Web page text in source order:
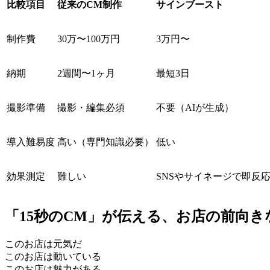
比較項目 従来のCM制作 サインブースト
制作費 30万〜100万円 3万円〜
納期 2週間〜1ヶ月 最短3日
撮影準備 撮影・編集必須 不要（AIが生成）
導入難易度 高い（専門知識必要） 低い
効果測定 難しい SNSやサイネージで即反応
「15秒のCM」が伝える、お店の前向き
このお店は元気だ
このお店は動いている